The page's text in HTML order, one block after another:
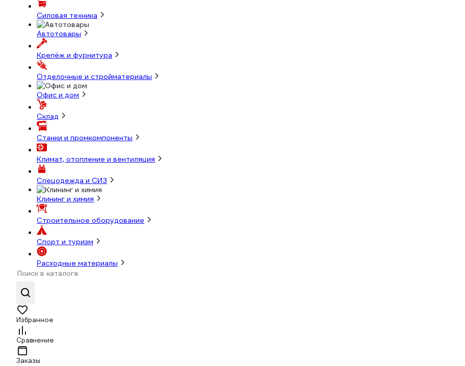
Силовая техника
Автотовары
Крепёж и фурнитура
Отделочные и стройматериалы
Офис и дом
Склад
Станки и промкомпоненты
Климат, отопление и вентиляция
Спецодежда и СИЗ
Клининг и химия
Строительное оборудование
Спорт и туризм
Расходные материалы
Избранное
Сравнение
Заказы